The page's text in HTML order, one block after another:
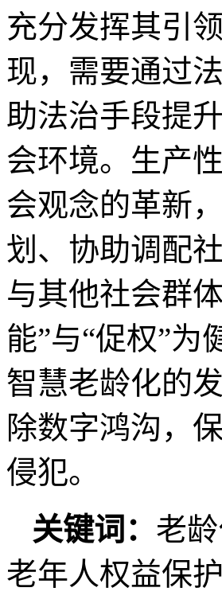
充分发挥其引
现，需要通过
助法治手段提
会环境。生产
会观念的革新
划、协助调配
与其他社会群
能”与“促权”
智慧老龄化的
除数字鸿沟，
侵犯。
关键词： 老
老年人权益保